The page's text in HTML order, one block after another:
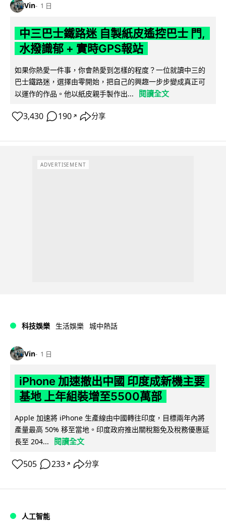
Vin 1 日
中三巴士鐵路迷 自製紙皮遙控巴士 門,
水撥識郁 + 實時GPS報站
如果你熱愛一件事，你會熱愛到怎樣的程度？一位就讀中三的
巴士鐵路迷，選擇由零開始，把自己的興趣一步步變成真正可
以運作的作品。他以紙皮親手製作出...
閱讀全文
3,430 190 ↗ 分享
ADVERTISEMENT
科技娛樂 生活娛樂 城中熱話
Vin 1 日
iPhone 加速撤出中國 印度成新機主要
基地 上年組裝增至5500萬部
Apple 加速將 iPhone 生產線由中國轉往印度，目標兩年內將
產量最高 50% 移至當地。印度政府推出關稅豁免及稅務優惠延
長至 204...
閱讀全文
505 233 ↗ 分享
人工智能